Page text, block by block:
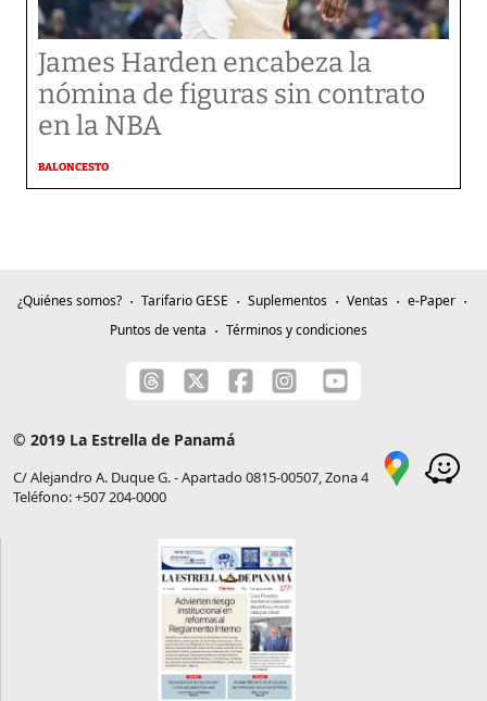
James Harden encabeza la
nómina de figuras sin contrato
en la NBA
BALONCESTO
¿Quiénes somos? Tarifario GESE Suplementos Ventas
e-Paper
Puntos de venta
Términos y condiciones
© 2019 La Estrella de Panamá
C/ Alejandro A. Duque G. - Apartado 0815-00507, Zona 4
Teléfono: +507 204-0000